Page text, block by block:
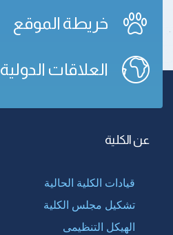
خريطة الموقع
العلاقات الدولية
عن الكلية
قيادات الكلية الحالية
تشكيل مجلس الكلية
الهيكل التنظيمى